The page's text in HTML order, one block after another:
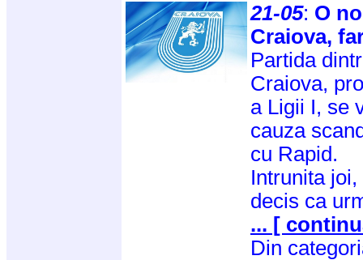
21-05: O
Craiova,
Partida
Craiova,
a Ligii I, se
cauza
cu Rapid.
Intrunita
decis ca
... [
Din